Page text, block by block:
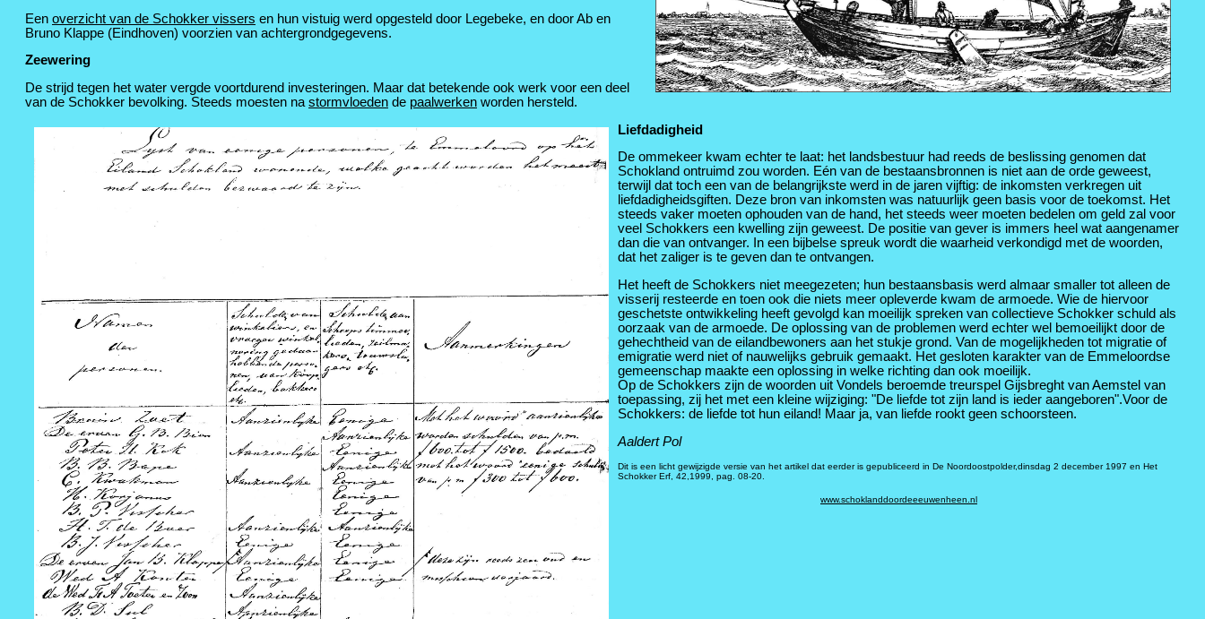
Een overzicht van de Schokker vissers en hun vistuig werd opgesteld door Legebeke, en door Ab en
Bruno Klappe (Eindhoven) voorzien van achtergrondgegevens.
Zeewering
De strijd tegen het water vergde voortdurend investeringen. Maar dat betekende ook werk voor een deel
van de Schokker bevolking. Steeds moesten na stormvloeden de paalwerken worden hersteld.
Liefdadigheid
De ommekeer kwam echter te laat: het landsbestuur had reeds de beslissing genomen dat
Schokland ontruimd zou worden. Eén van de bestaansbronnen is niet aan de orde geweest,
terwijl dat toch een van de belangrijkste werd in de jaren vijftig: de inkomsten verkregen uit
liefdadigheidsgiften. Deze bron van inkomsten was natuurlijk geen basis voor de toekomst. Het
steeds vaker moeten ophouden van de hand, het steeds weer moeten bedelen om geld zal voor
veel Schokkers een kwelling zijn geweest. De positie van gever is immers heel wat aangenamer
dan die van ontvanger. In een bijbelse spreuk wordt die waarheid verkondigd met de woorden,
dat het zaliger is te geven dan te ontvangen.
Het heeft de Schokkers niet meegezeten; hun bestaansbasis werd almaar smaller tot alleen de
visserij resteerde en toen ook die niets meer opleverde kwam de armoede. Wie de hiervoor
geschetste ontwikkeling heeft gevolgd kan moeilijk spreken van collectieve Schokker schuld als
oorzaak van de armoede. De oplossing van de problemen werd echter wel bemoeilijkt door de
gehechtheid van de eilandbewoners aan het stukje grond. Van de mogelijkheden tot migratie of
emigratie werd niet of nauwelijks gebruik gemaakt. Het gesloten karakter van de Emmeloordse
gemeenschap maakte een oplossing in welke richting dan ook moeilijk.
Op de Schokkers zijn de woorden uit Vondels beroemde treurspel Gijsbreght van Aemstel van
toepassing, zij het met een kleine wijziging: "De liefde tot zijn land is ieder aangeboren".Voor de
Schokkers: de liefde tot hun eiland! Maar ja, van liefde rookt geen schoorsteen.
Aaldert Pol
Dit is een licht gewijzigde versie van het artikel dat eerder is gepubliceerd in De Noordoostpolder,dinsdag 2 december 1997 en Het
Schokker Erf, 42,1999, pag. 08-20.
www.schoklanddoordeeeuwenheen.nl